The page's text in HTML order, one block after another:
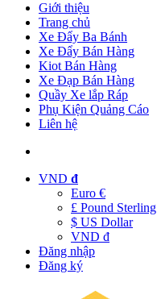
Giới thiệu
Trang chủ
Xe Đẩy Ba Bánh
Xe Đẩy Bán Hàng
Kiot Bán Hàng
Xe Đạp Bán Hàng
Quầy Xe lắp Ráp
Phụ Kiện Quảng Cáo
Liên hệ
VND đ
Euro €
£ Pound Sterling
$ US Dollar
VND đ
Đăng nhập
Đăng ký